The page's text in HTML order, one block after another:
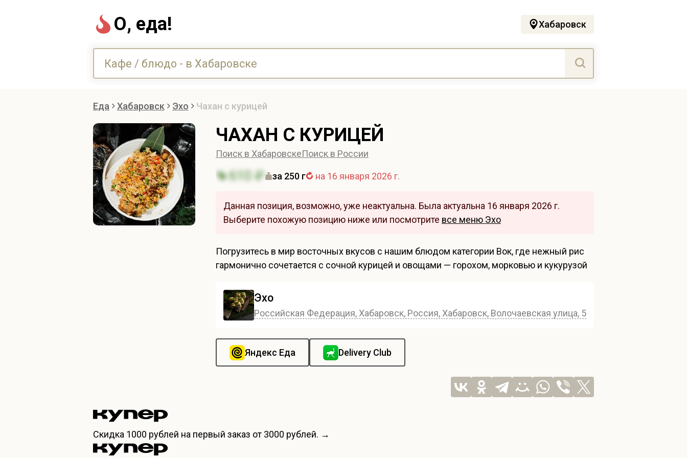
О, еда! Хабаровск
Еда Хабаровск Эхо Чахан с курицей
ЧАХАН С КУРИЦЕЙ
Поиск в ХабаровскеПоиск в России
610 ₽ за 250 г на 16 января 2026 г.
Данная позиция, возможно, уже неактуальна. Была актуальна 16 января 2026 г.
Выберите похожую позицию ниже или посмотрите все меню Эхо
Погрузитесь в мир восточных вкусов с нашим блюдом категории Вок, где нежный рис
гармонично сочетается с сочной курицей и овощами — горохом, морковью и кукурузой
Эхо
Российская Федерация, Хабаровск, Россия, Хабаровск, Волочаевская улица, 54
Яндекс Еда Delivery Club
Скидка 1000 рублей на первый заказ от 3000 рублей. →